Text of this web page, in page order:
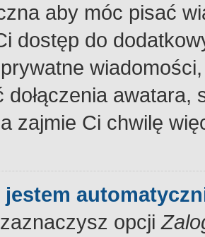
aby móc pisać
dostęp do
dołączenia
zajmie Ci chwilę
jestem
opcji